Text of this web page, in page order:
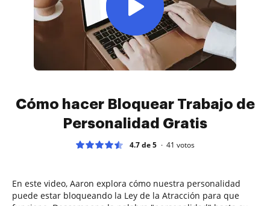
Cómo hacer Bloquear Trabajo de
Personalidad Gratis
4.7 de 5 41 votos
En este video, Aaron explora cómo nuestra personalidad
puede estar bloqueando la Ley de la Atracción para que